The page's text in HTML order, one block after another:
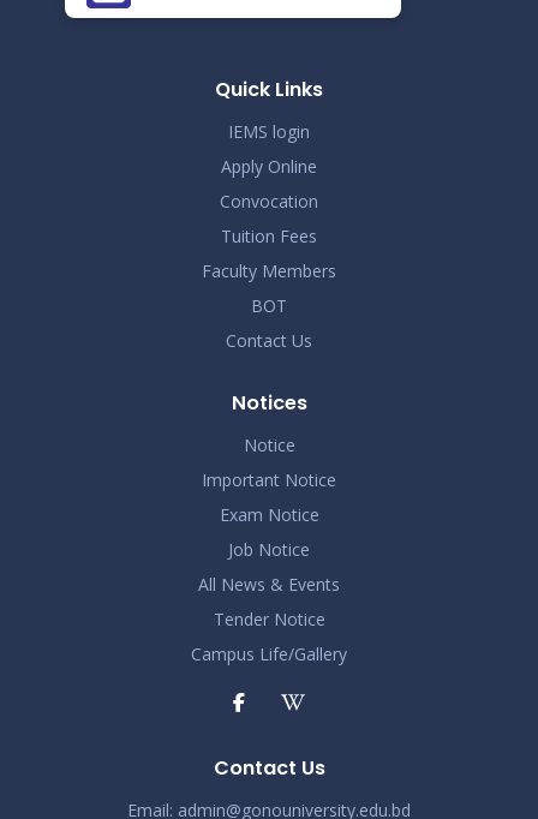
Quick Links
IEMS login
Apply Online
Convocation
Tuition Fees
Faculty Members
BOT
Contact Us
Notices
Notice
Important Notice
Exam Notice
Job Notice
All News & Events
Tender Notice
Campus Life/Gallery
Contact Us
Email: admin@gonouniversity.edu.bd